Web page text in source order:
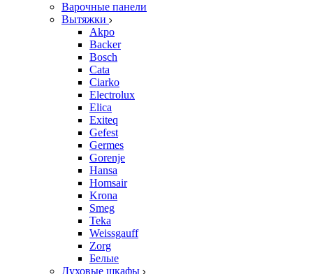
Варочные панели
Вытяжки
Akpo
Backer
Bosch
Cata
Ciarko
Electrolux
Elica
Exiteq
Gefest
Germes
Gorenje
Hansa
Homsair
Krona
Smeg
Teka
Weissgauff
Zorg
Белые
Духовые шкафы